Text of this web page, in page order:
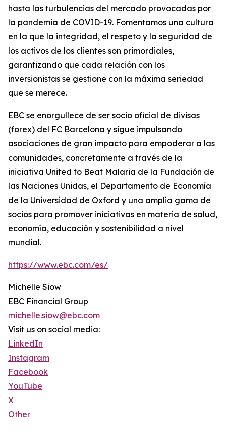
hasta las turbulencias del mercado provocadas por
la pandemia de COVID-19. Fomentamos una cultura
en la que la integridad, el respeto y la seguridad de
los activos de los clientes son primordiales,
garantizando que cada relación con los
inversionistas se gestione con la máxima seriedad
que se merece.
EBC se enorgullece de ser socio oficial de divisas
(forex) del FC Barcelona y sigue impulsando
asociaciones de gran impacto para empoderar a las
comunidades, concretamente a través de la
iniciativa United to Beat Malaria de la Fundación de
las Naciones Unidas, el Departamento de Economía
de la Universidad de Oxford y una amplia gama de
socios para promover iniciativas en materia de salud,
economía, educación y sostenibilidad a nivel
mundial.
https://www.ebc.com/es/
Michelle Siow
EBC Financial Group
michelle.siow@ebc.com
Visit us on social media:
LinkedIn
Instagram
Facebook
YouTube
X
Other